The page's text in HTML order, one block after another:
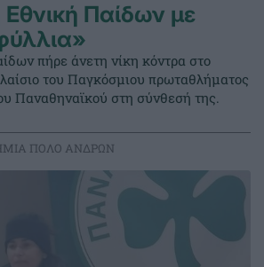
Παίδων με
πήρε άνετη νίκη κόντρα στο
του Παγκόσμιου πρωταθλήματος
Παναθηναϊκού στη σύνθεσή της.
ΠΟΛΟ ΑΝΔΡΩΝ